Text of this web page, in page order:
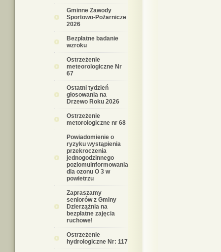
Gminne Zawody
Sportowo-Pożarnicze
2026
Bezpłatne badanie
wzroku
Ostrzeżenie
meteorologiczne Nr
67
Ostatni tydzień
głosowania na
Drzewo Roku 2026
Ostrzeżenie
metorologiczne nr 68
Powiadomienie o
ryzyku wystąpienia
przekroczenia
jednogodzinnego
poziomuinformowania
dla ozonu O 3 w
powietrzu
Zapraszamy
seniorów z Gminy
Dzierzążnia na
bezpłatne zajęcia
ruchowe!
Ostrzeżenie
hydrologiczne Nr: 117